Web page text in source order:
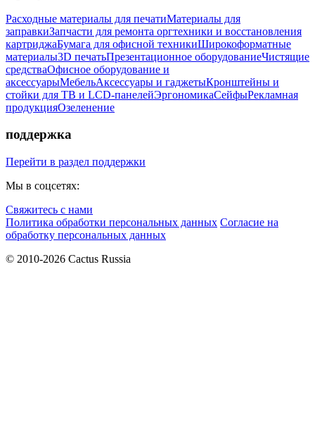
Расходные материалы для печатиМатериалы для
заправкиЗапчасти для ремонта оргтехники и восстановления
картриджаБумага для офисной техникиШирокоформатные
материалы3D печатьПрезентационное оборудованиеЧистящие
средстваОфисное оборудование и
аксессуарыМебельАксессуары и гаджетыКронштейны и
стойки для ТВ и LCD-панелейЭргономикаСейфыРекламная
продукцияОзеленение
поддержка
Перейти в раздел поддержки
Мы в соцсетях:
Свяжитесь с нами
Политика обработки персональных данных Согласие на
обработку персональных данных
© 2010-2026 Cactus Russia